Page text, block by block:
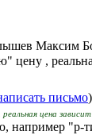
Максим
,
письмо
цена
например "р-